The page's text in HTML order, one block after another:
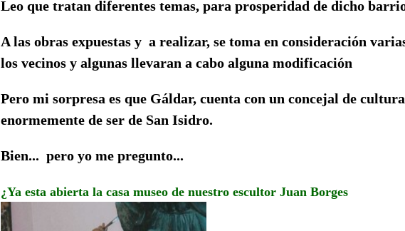
Leo que tratan diferentes temas, para prosperidad de dicho
A las obras expuestas y a realizar, se toma en consideración
los vecinos y algunas llevaran a cabo alguna modificación
Pero mi sorpresa es que Gáldar, cuenta con un concejal de
enormemente de ser de San Isidro.
Bien... pero yo me pregunto...
¿Ya esta abierta la casa museo de nuestro escultor Juan Borges